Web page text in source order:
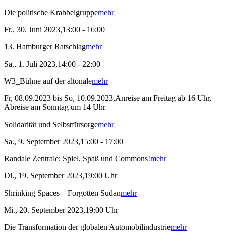
Die politische Krabbelgruppemehr
Fr., 30. Juni 2023,13:00 - 16:00
13. Hamburger Ratschlagmehr
Sa., 1. Juli 2023,14:00 - 22:00
W3_Bühne auf der altonalemehr
Fr, 08.09.2023 bis So, 10.09.2023,Anreise am Freitag ab 16 Uhr,
Abreise am Sonntag um 14 Uhr
Solidarität und Selbstfürsorgemehr
Sa., 9. September 2023,15:00 - 17:00
Randale Zentrale: Spiel, Spaß und Commons!mehr
Di., 19. September 2023,19:00 Uhr
Shrinking Spaces – Forgotten Sudanmehr
Mi., 20. September 2023,19:00 Uhr
Die Transformation der globalen Automobilindustriemehr